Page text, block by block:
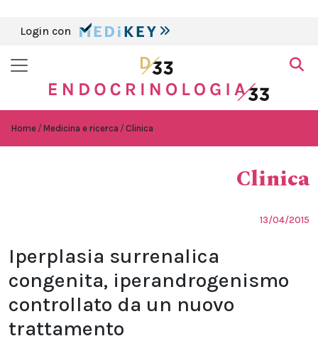
Login con
Home Medicina e ricerca Clinica
Clinica
13/04/2015
Iperplasia surrenalica
congenita, iperandrogenismo
controllato da un nuovo
trattamento